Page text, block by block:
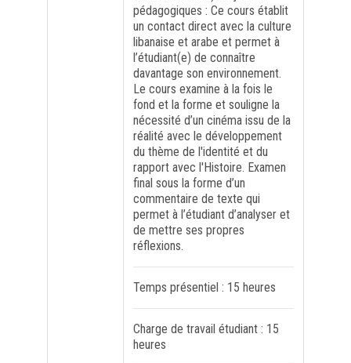
pédagogiques : Ce cours établit
un contact direct avec la culture
libanaise et arabe et permet à
l’étudiant(e) de connaître
davantage son environnement.
Le cours examine à la fois le
fond et la forme et souligne la
nécessité d’un cinéma issu de la
réalité avec le développement
du thème de l'identité et du
rapport avec l'Histoire. Examen
final sous la forme d’un
commentaire de texte qui
permet à l’étudiant d’analyser et
de mettre ses propres
réflexions.
Temps présentiel : 15 heures
Charge de travail étudiant : 15
heures